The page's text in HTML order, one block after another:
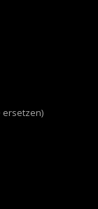
ersetzen)